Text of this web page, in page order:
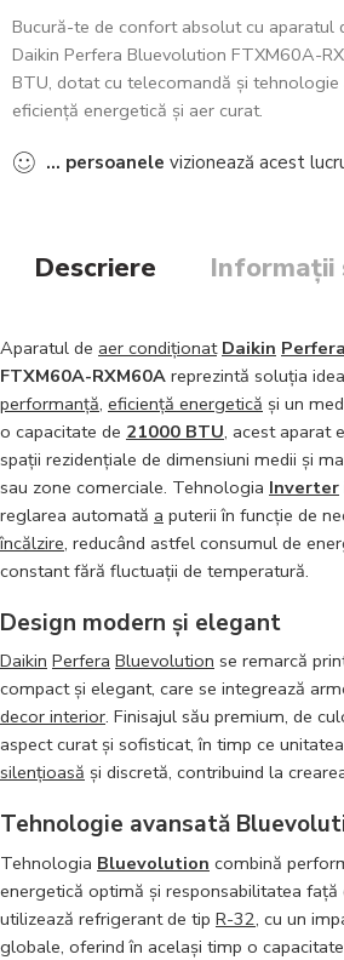
Bucură-te de confort absolut cu aparatul
Daikin Perfera Bluevolution FTXM60A-
BTU, dotat cu telecomandă și tehnologie
eficiență energetică și aer curat.
... persoanele vizionează acest
Descriere Informații
Aparatul de aer condiționat Daikin Perfera
FTXM60A-RXM60A reprezintă soluția
performanță, eficiență energetică și un
o capacitate de 21000 BTU, acest aparat
spații rezidențiale de dimensiuni medii și
sau zone comerciale. Tehnologia Inverter
reglarea automată a puterii în funcție de
încălzire, reducând astfel consumul de
constant fără fluctuații de temperatură.
Design modern și elegant
Daikin Perfera Bluevolution se remarcă
compact și elegant, care se integrează
decor interior. Finisajul său premium, de
aspect curat și sofisticat, în timp ce
silențioasă și discretă, contribuind la
Tehnologie avansată
Tehnologia Bluevolution combină
energetică optimă și responsabilitatea față
utilizează refrigerant de tip R-32, cu un
globale, oferind în același timp o